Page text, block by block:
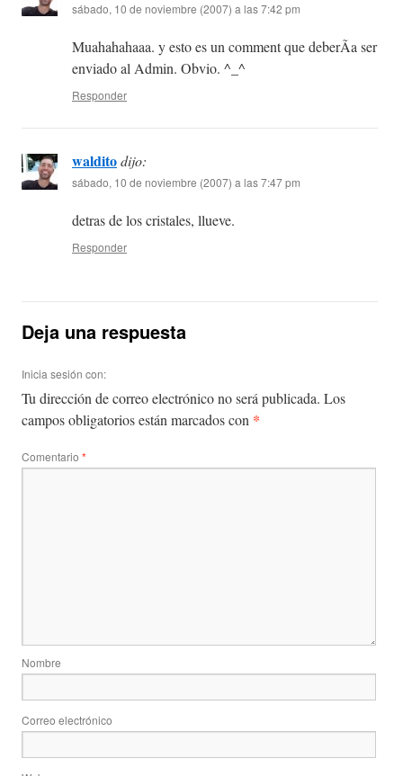
sábado, 10 de noviembre (2007) a las 7:42 pm
Muahahahaaa. y esto es un comment que deberÃ­a ser
enviado al Admin. Obvio. ^_^
Responder
walditodijo:
sábado, 10 de noviembre (2007) a las 7:47 pm
detras de los cristales, llueve.
Responder
Deja una respuesta
Inicia sesión con:
Tu dirección de correo electrónico no será publicada. Los
campos obligatorios están marcados con *
Comentario *
Nombre
Correo electrónico